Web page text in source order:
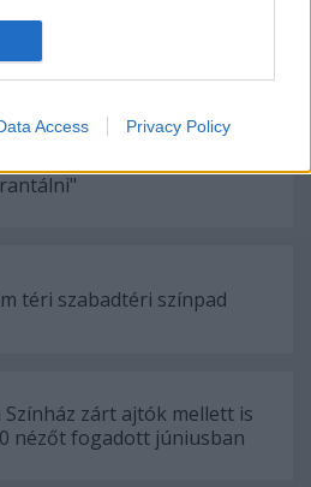
to enable storage
authentication
Access Privacy Policy
téri szabadtéri színpad
Színház zárt ajtók mellett is
nézőt fogadott júniusban